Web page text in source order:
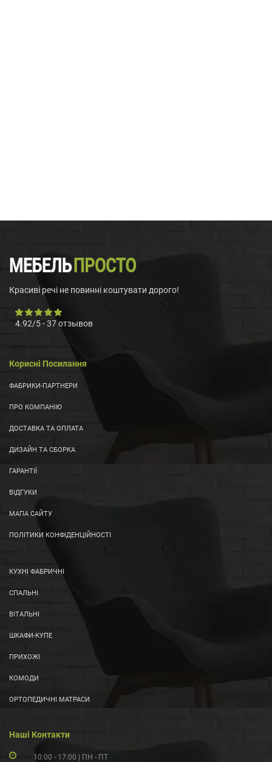
Красиві речі не повинні коштувати дорого!
4.92/5-37отзывов
Корисні Посилання
ФАБРИКИ-ПАРТНЕРИ
ПРО КОМПАНІЮ
ДОСТАВКА ТА ОПЛАТА
ДИЗАЙН ТА СБОРКА
ГАРАНТІЇ
ВІДГУКИ
МАПА САЙТУ
ПОЛІТИКИ КОНФІДЕНЦІЙНОСТІ
КУХНІ ФАБРИЧНІ
СПАЛЬНІ
ВІТАЛЬНІ
ШКАФИ-КУПЕ
ПРИХОЖІ
КОМОДИ
ОРТОПЕДИЧНІ МАТРАСИ
Наші Контакти
10:00 - 17:00 | ПН - ПТ